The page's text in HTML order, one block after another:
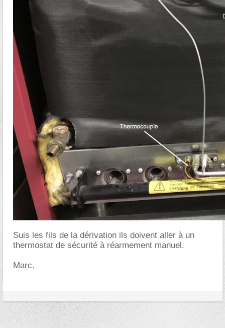
Suis les fils de la dérivation ils doivent aller à un
thermostat de sécurité à réarmement manuel.
Marc.